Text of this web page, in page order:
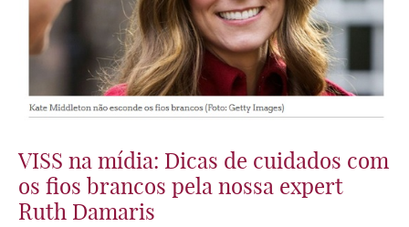
VISS na mídia: Dicas de cuidados com
os fios brancos pela nossa expert
Ruth Damaris